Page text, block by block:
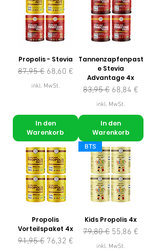
Propolis - Stevia
Standardpreis
87,95 € Sale-Preis
68,60 €
inkl. MwSt.
In den
Warenkorb
Tannenzapfenpast
e Stevia
Advantage 4x
Standardpreis
83,95 € Sale-Preis
68,84 €
inkl. MwSt.
In den
Warenkorb
Propolis
Vorteilspaket 4x
Standardpreis
91,95 € Sale-Preis
76,32 €
BTS
Kids Propolis 4x
Standardpreis
79,80 € Sale-Preis
55,86 €
inkl. MwSt.